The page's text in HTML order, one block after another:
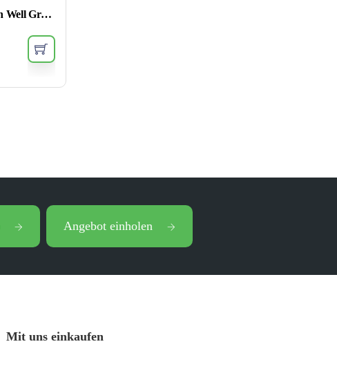
USDA Organic Dragon Well Green Tea Loose Leaf
Angebot einholen
Mit uns einkaufen